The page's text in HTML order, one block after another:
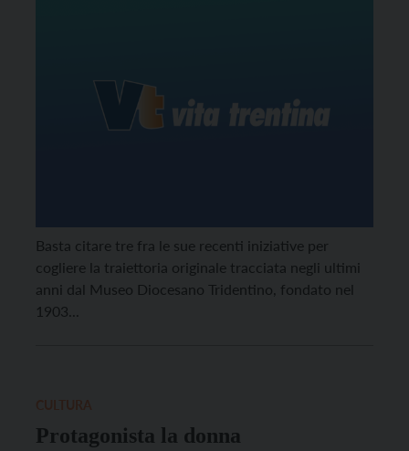
Basta citare tre fra le sue recenti iniziative per
cogliere la traiettoria originale tracciata negli ultimi
anni dal Museo Diocesano Tridentino, fondato nel
1903...
Protagonista la donna